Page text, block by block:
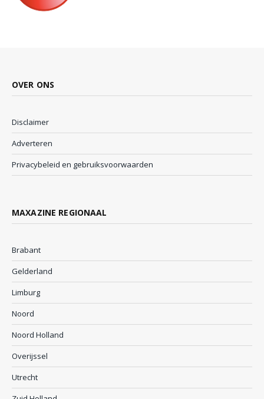
OVER ONS
Disclaimer
Adverteren
Privacybeleid en gebruiksvoorwaarden
MAXAZINE REGIONAAL
Brabant
Gelderland
Limburg
Noord
Noord Holland
Overijssel
Utrecht